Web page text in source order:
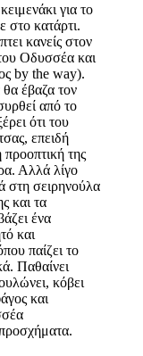
για το
στο κατάρτι.
κανείς στον
Οδυσσέα και
by the way).
έβαζα τον
από το
ότι του
επειδή
προοπτική της
Αλλά λίγο
στη σειρηνούλα
και τα
ένα
και
παίζει το
Παθαίνει
κόβει
και